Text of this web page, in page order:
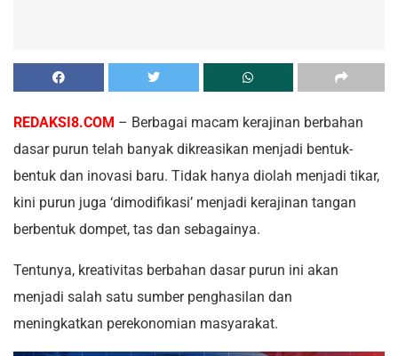
REDAKSI8.COM – Berbagai macam kerajinan berbahan
dasar purun telah banyak dikreasikan menjadi bentuk-
bentuk dan inovasi baru. Tidak hanya diolah menjadi tikar,
kini purun juga ‘dimodifikasi’ menjadi kerajinan tangan
berbentuk dompet, tas dan sebagainya.
Tentunya, kreativitas berbahan dasar purun ini akan
menjadi salah satu sumber penghasilan dan
meningkatkan perekonomian masyarakat.